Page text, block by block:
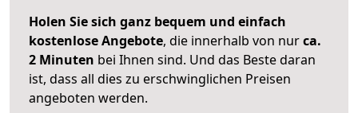
Holen Sie sich ganz bequem und einfach
kostenlose Angebote, die innerhalb von nurca.
2 Minuten bei Ihnen sind. Und das Beste daran
ist, dass all dies zu erschwinglichen Preisen
angeboten werden.